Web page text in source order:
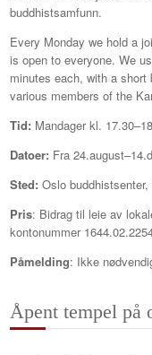
buddhistsamfunn.
Every Monday we hold a
is open to everyone. We
minutes each, with a
various members of the
Tid: Mandager kl.
Datoer: Fra
Sted: Oslo
Pris: Bidrag til leie av
kontonummer
Påmelding: Ikke
Åpent tempel på